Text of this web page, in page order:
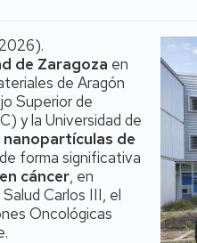
de Zaragoza en
de Aragón
Superior de
y la Universidad de
nanopartículas de
de forma significativa
cáncer, en
Carlos III, el
Oncológicas